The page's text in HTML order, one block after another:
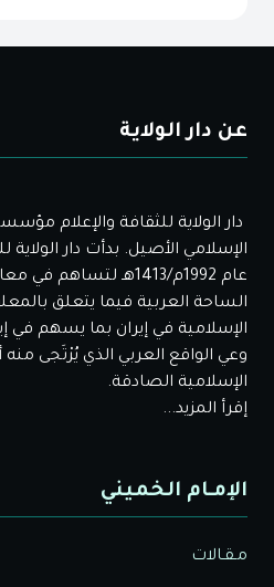
عن دار الولاية
دار الولاية للثقافة والإعلام
الإسلامي الأصيل. بدأت دار
عام 1992م/1413هـ
الساحة العربية فيما يتعلق
الإسلامية في إيران بما يسهم في
وعي الواقع العربي الذي يُرْتَجى
الإسلامية الصادقة.
إقرأ المزيد...
الإمـام الخميني
مـقـالات